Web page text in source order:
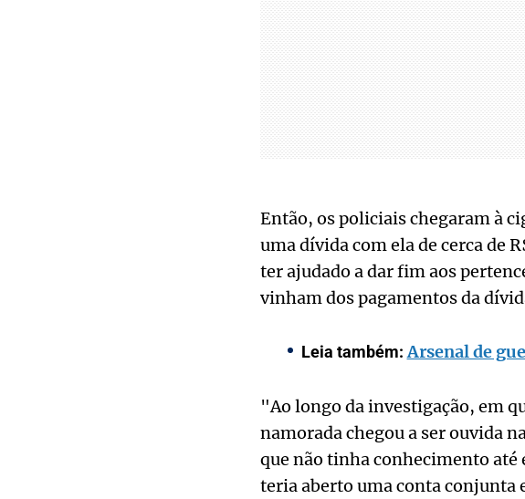
Então, os policiais chegaram à
uma dívida com ela de cerca de
ter ajudado a dar fim aos
vinham dos pagamentos da
Leia também:Arsenal de
"Ao longo da investigação, em
namorada chegou a ser ouvida
que não tinha conhecimento até
teria aberto uma conta conjunta